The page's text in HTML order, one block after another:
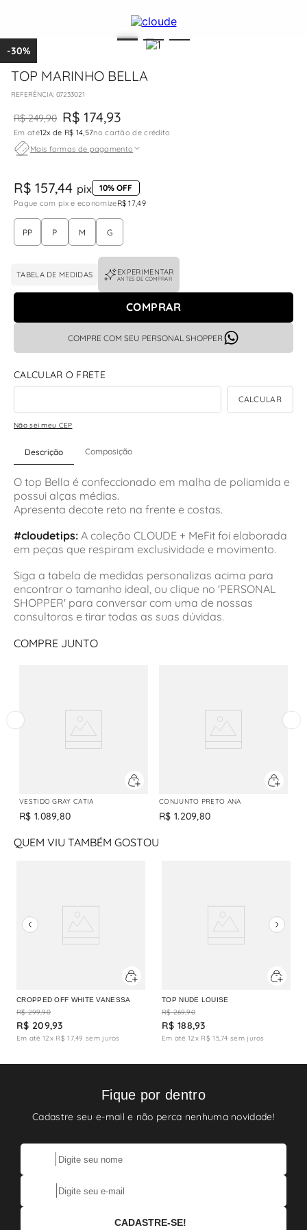
-30%
TOP MARINHO BELLA
: 07233021
R$ 249,90 R$ 174,93
Em até12x de R$ 14,57no cartão de crédito
Mais formas de pagamento
R$ 157,44 pix 10% OFF
Pague com pix e economizeR$ 17,49
PP P M G
TABELA DE MEDIDAS EXPERIMENTAR
ANTES DE COMPRAR
COMPRAR
COMPRE COM SEU PERSONAL SHOPPER
Não sei meu CEP
Descrição Composição
O top Bella é confeccionado em malha de poliamida e
possui alças médias.
Apresenta decote reto na frente e costas.
#cloudetips: A coleção CLOUDE + MeFit foi elaborada
em peças que respiram exclusividade e movimento.
Siga a tabela de medidas personalizas acima para
encontrar o tamanho ideal, ou clique no 'PERSONAL
SHOPPER' para conversar com uma de nossas
consultoras e tirar todas as suas dúvidas.
COMPRE JUNTO
VESTIDO GRAY CATIA
R$ 1.089,80
CONJUNTO PRETO ANA
R$ 1.209,80
QUEM VIU TAMBÉM GOSTOU
CROPPED OFF WHITE VANESSA
R$ 299,90
R$ 209,93
Em até12x R$ 17,49 sem juros
TOP NUDE LOUISE
R$ 269,90
R$ 188,93
Em até12x R$ 15,74 sem juros
Fique por dentro
Cadastre seu e-mail e não perca nenhuma novidade!